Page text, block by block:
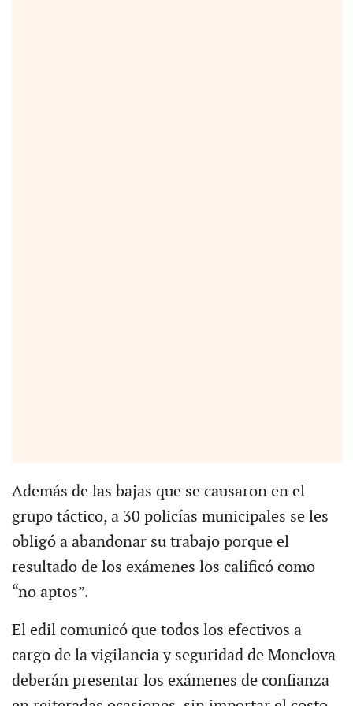
Además de las bajas que se causaron en el
grupo táctico, a 30 policías municipales se les
obligó a abandonar su trabajo porque el
resultado de los exámenes los calificó como
“no aptos”.
El edil comunicó que todos los efectivos a
cargo de la vigilancia y seguridad de Monclova
deberán presentar los exámenes de confianza